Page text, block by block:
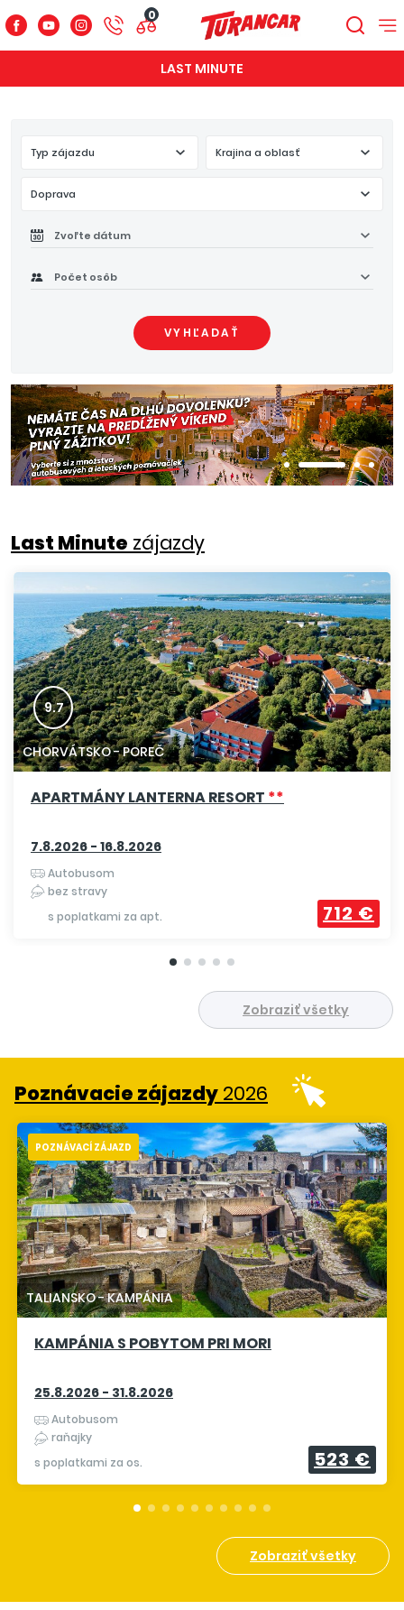
0
LAST MINUTE
Typ zájazdu Krajina a oblasť
Doprava
Zvoľte dátum
Počet osôb
VYHĽADAŤ
Last Minute zájazdy
9.7
CHORVÁTSKO-POREČ
APARTMÁNY LANTERNA RESORT **
7.8.2026 - 16.8.2026
Autobusom
bez stravy
s poplatkami za apt.
712 €
Zobraziť všetky
Poznávacie zájazdy 2026
POZNÁVACÍ ZÁJAZD
TALIANSKO-KAMPÁNIA
KAMPÁNIA S POBYTOM PRI MORI
25.8.2026 - 31.8.2026
Autobusom
raňajky
s poplatkami za os.
523 €
Zobraziť všetky